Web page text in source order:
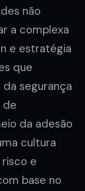
não
a complexa
e estratégia
que
segurança
de
da adesão
cultura
e
base no